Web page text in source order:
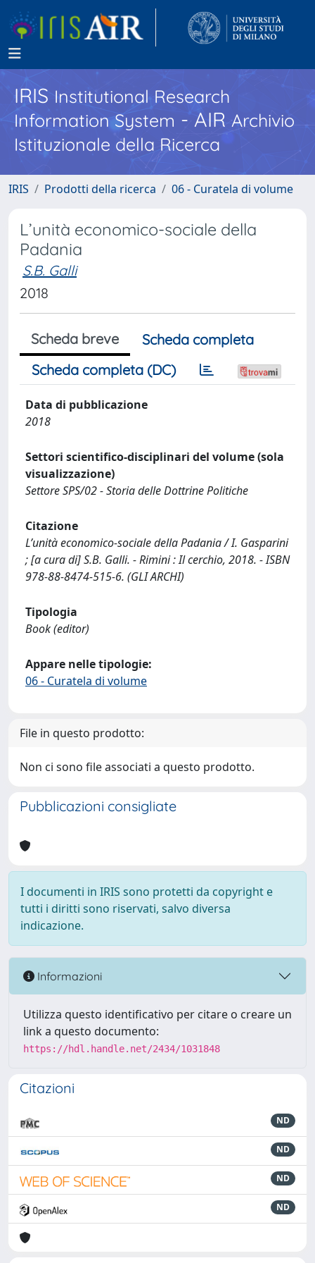
IRISInstitutional Research
Information System - AIR Archivio
Istituzionale della Ricerca
IRIS Prodotti della ricerca 06 - Curatela di volume
L’unità economico-sociale della
Padania
S.B. Galli
2018
Scheda breve
Scheda completa
Scheda completa (DC)
Data di pubblicazione
2018
Settori scientifico-disciplinari del volume (sola
visualizzazione)
Settore SPS/02 - Storia delle Dottrine Politiche
Citazione
L’unità economico-sociale della Padania / I. Gasparini
; [a cura di] S.B. Galli. - Rimini : Il cerchio, 2018. - ISBN
978-88-8474-515-6. (GLI ARCHI)
Tipologia
Book (editor)
Appare nelle tipologie:
06 - Curatela di volume
File in questo prodotto:
Non ci sono file associati a questo prodotto.
Pubblicazioni consigliate
I documenti in IRIS sono protetti da copyright e
tutti i diritti sono riservati, salvo diversa
indicazione.
Informazioni
Utilizza questo identificativo per citare o creare un
link a questo documento:
https://hdl.handle.net/2434/1031848
Citazioni
ND
ND
ND
ND